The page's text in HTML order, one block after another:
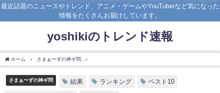
最近話題のニュースやトレンド、アニメ・ゲームやYouTuberなど気になった
情報をたくさんお届けしています。
yoshikiのトレンド速報
ホーム さまぁ〜ずの神ギ問
さまぁ〜ずの神ギ問 結果 ランキング ベスト10